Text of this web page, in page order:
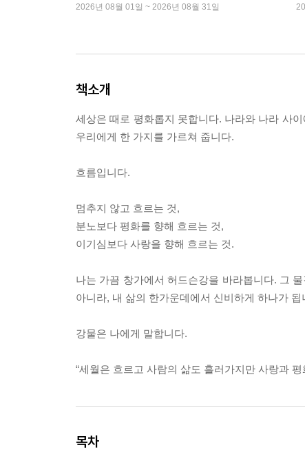
2026년 08월 01일 ~ 2026년 08월 31일
책소개
세상은 때로 평화롭지 못합니다. 나라와 나라 사
우리에게 한 가지를 가르쳐 줍니다.
흐름입니다.
멈추지 않고 흐르는 것,
분노보다 평화를 향해 흐르는 것,
이기심보다 사랑을 향해 흐르는 것.
나는 가끔 창가에서 허드슨강을 바라봅니다. 그
아니라, 내 삶의 한가운데에서 신비하게 하나가 됩
강물은 나에게 말합니다.
“세월은 흐르고 사람의 삶도 흘러가지만 사랑과
목차